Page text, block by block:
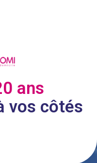
ans
vos côtés